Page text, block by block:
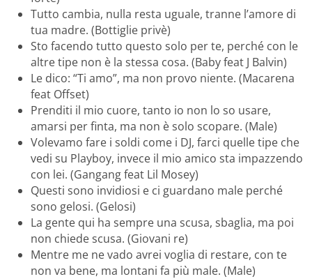
Tutto cambia, nulla resta uguale, tranne l’amore di
tua madre. (Bottiglie privè)
Sto facendo tutto questo solo per te, perché con le
altre tipe non è la stessa cosa. (Baby feat J Balvin)
Le dico: “Ti amo”, ma non provo niente. (Macarena
feat Offset)
Prenditi il mio cuore, tanto io non lo so usare,
amarsi per finta, ma non è solo scopare. (Male)
Volevamo fare i soldi come i DJ, farci quelle tipe che
vedi su Playboy, invece il mio amico sta impazzendo
con lei. (Gangang feat Lil Mosey)
Questi sono invidiosi e ci guardano male perché
sono gelosi. (Gelosi)
La gente qui ha sempre una scusa, sbaglia, ma poi
non chiede scusa. (Giovani re)
Mentre me ne vado avrei voglia di restare, con te
non va bene, ma lontani fa più male. (Male)